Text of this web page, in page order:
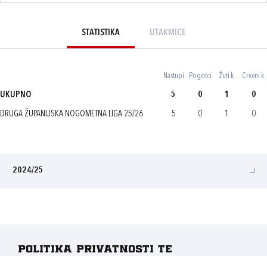
STATISTIKA UTAKMICE
Nastupi Pogotci Žuti k. Crveni k.
UKUPNO 5 0 1 0
DRUGA ŽUPANIJSKA NOGOMETNA LIGA 25/26 5 0 1 0
2024/25
Politika privatnosti te